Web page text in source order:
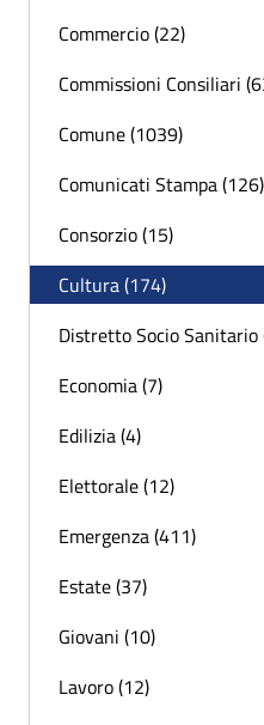
Commercio (22)
Commissioni Consiliari
Comune (1039)
Comunicati Stampa (126)
Consorzio (15)
Cultura (174)
Distretto Socio Sanitario
Economia (7)
Edilizia (4)
Elettorale (12)
Emergenza (411)
Estate (37)
Giovani (10)
Lavoro (12)